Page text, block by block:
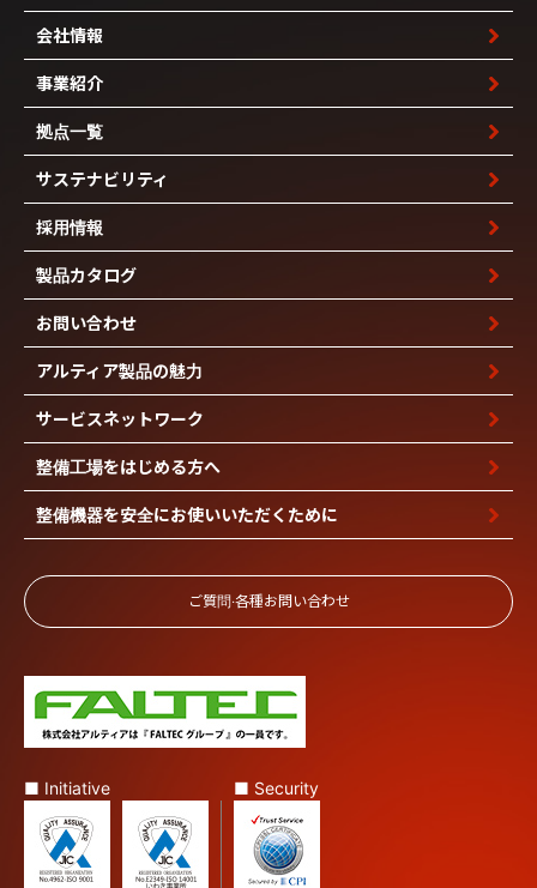
会社情報
事業紹介
拠点一覧
サステナビリティ
採用情報
製品カタログ
お問い合わせ
アルティア製品の魅力
サービスネットワーク
整備工場をはじめる方へ
整備機器を安全にお使いいただくために
ご質問‧各種お問い合わせ
■ Initiative ■ Security